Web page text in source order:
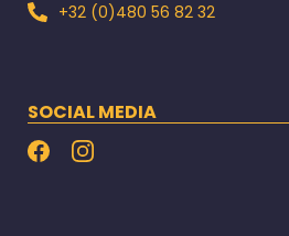
+32 (0)480 56 82 32
SOCIAL MEDIA